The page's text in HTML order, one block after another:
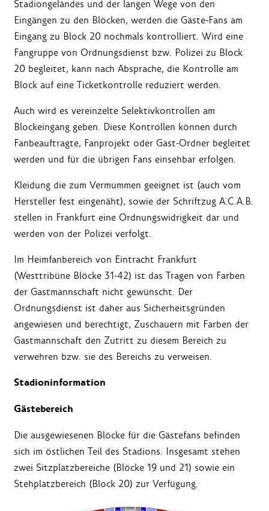
Stadiongeländes und der langen Wege von den
Eingängen zu den Blöcken, werden die Gäste-Fans am
Eingang zu Block 20 nochmals kontrolliert. Wird eine
Fangruppe von Ordnungsdienst bzw. Polizei zu Block
20 begleitet, kann nach Absprache, die Kontrolle am
Block auf eine Ticketkontrolle reduziert werden.
Auch wird es vereinzelte Selektivkontrollen am
Blockeingang geben. Diese Kontrollen können durch
Fanbeauftragte, Fanprojekt oder Gast-Ordner begleitet
werden und für die übrigen Fans einsehbar erfolgen.
Kleidung die zum Vermummen geeignet ist (auch vom
Hersteller fest eingenäht), sowie der Schriftzug A.C.A.B.
stellen in Frankfurt eine Ordnungswidrigkeit dar und
werden von der Polizei verfolgt.
Im Heimfanbereich von Eintracht Frankfurt
(Westtribüne Blöcke 31-42) ist das Tragen von Farben
der Gastmannschaft nicht gewünscht. Der
Ordnungsdienst ist daher aus Sicherheitsgründen
angewiesen und berechtigt, Zuschauern mit Farben der
Gastmannschaft den Zutritt zu diesem Bereich zu
verwehren bzw. sie des Bereichs zu verweisen.
Stadioninformation
Gästebereich
Die ausgewiesenen Blöcke für die Gästefans befinden
sich im östlichen Teil des Stadions. Insgesamt stehen
zwei Sitzplatzbereiche (Blöcke 19 und 21) sowie ein
Stehplatzbereich (Block 20) zur Verfügung.